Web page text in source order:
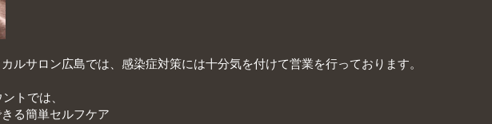
ルサロン広島では、感染症対策には十分気を付けて営業を行っております。
トでは、
る簡単セルフケア